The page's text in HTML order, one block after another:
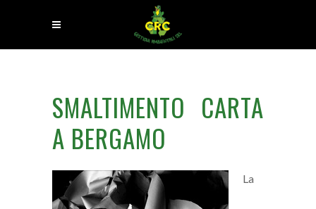
SMALTIMENTO CARTA
A BERGAMO
La